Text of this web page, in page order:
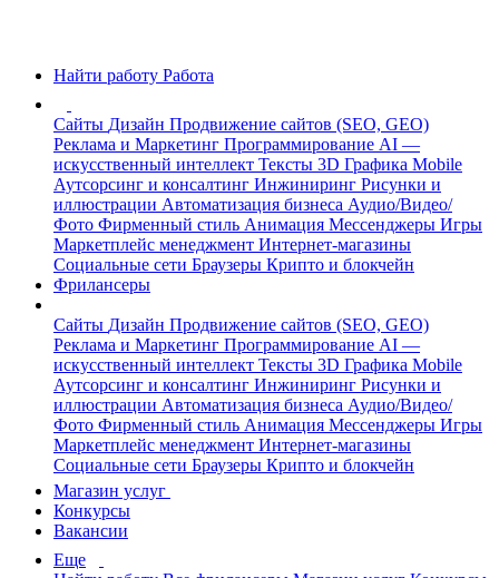
Найти работу Работа
Сайты Дизайн Продвижение сайтов (SEO, GEO)
Реклама и Маркетинг Программирование AI —
искусственный интеллект Тексты 3D Графика Mobile
Аутсорсинг и консалтинг Инжиниринг Рисунки и
иллюстрации Автоматизация бизнеса Аудио/Видео/
Фото Фирменный стиль Анимация Мессенджеры Игры
Маркетплейс менеджмент Интернет-магазины
Социальные сети Браузеры Крипто и блокчейн
Фрилансеры
Сайты Дизайн Продвижение сайтов (SEO, GEO)
Реклама и Маркетинг Программирование AI —
искусственный интеллект Тексты 3D Графика Mobile
Аутсорсинг и консалтинг Инжиниринг Рисунки и
иллюстрации Автоматизация бизнеса Аудио/Видео/
Фото Фирменный стиль Анимация Мессенджеры Игры
Маркетплейс менеджмент Интернет-магазины
Социальные сети Браузеры Крипто и блокчейн
Магазин услуг
Конкурсы
Вакансии
Еще